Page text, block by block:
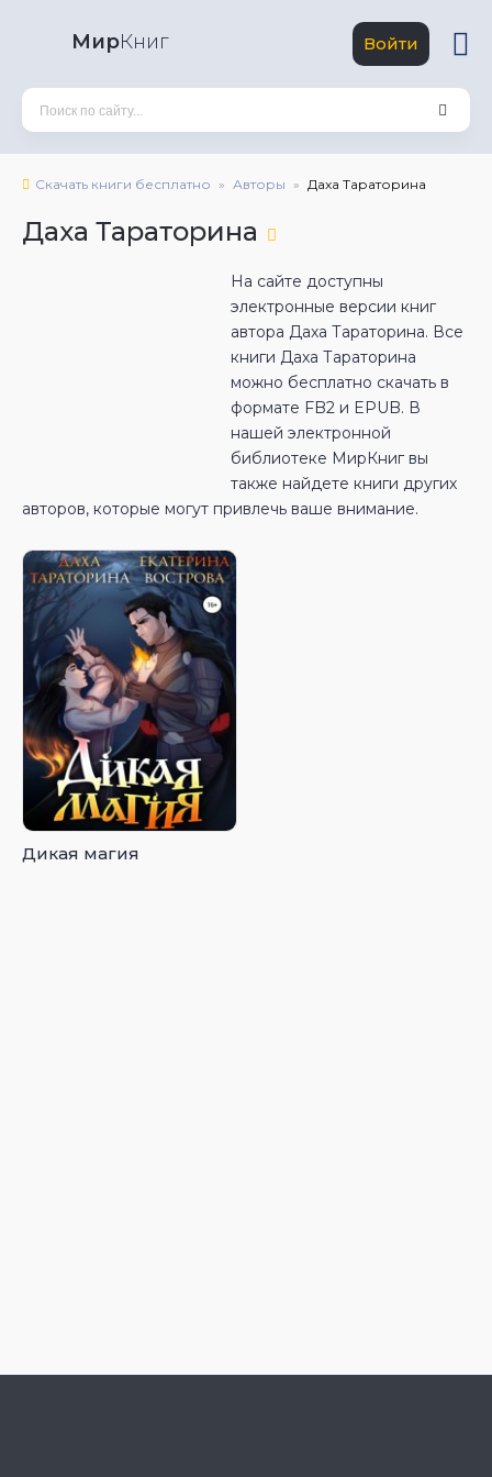
МирКниг Войти
Скачать книги бесплатно Авторы Даха Тараторина
Даха Тараторина
На сайте доступны
электронные версии книг
автора Даха Тараторина. Все
книги Даха Тараторина
можно бесплатно скачать в
формате FB2 и EPUB. В
нашей электронной
библиотеке МирКниг вы
также найдете книги других
авторов, которые могут привлечь ваше внимание.
Дикая магия